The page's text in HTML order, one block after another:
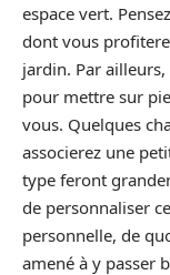
espace vert.
dont vous
jardin. Par ailleurs,
pour mettre sur
vous. Quelques
associerez une
type feront
de personnaliser
personnelle, de
amené à y passer